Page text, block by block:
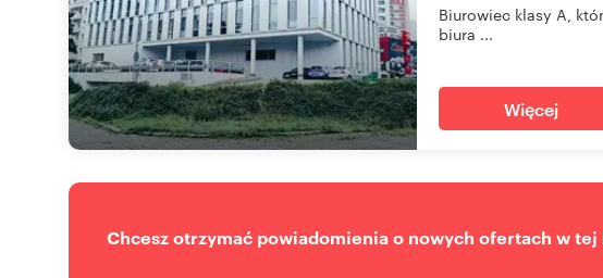
Biurowiec klasy A,
biura ...
Więcej
Chcesz otrzymać powiadomienia o nowych ofertach w